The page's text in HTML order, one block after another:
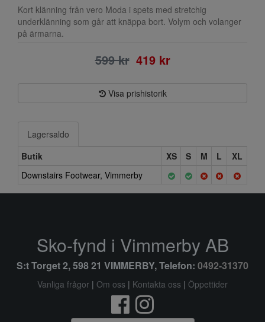
Kort klänning från vero Moda i spets med stretchig
underklänning som går att knäppa bort. Volym och volanger
på ärmarna.
599 kr 419 kr
Visa prishistorik
Lagersaldo
Butik
XS S M L
XL
Downstairs Footwear, Vimmerby
Sko-fynd i Vimmerby AB
S:t Torget 2, 598 21 VIMMERBY, Telefon: 0492-31370
Vanliga frågor | Om oss | Kontakta oss | Öppettider